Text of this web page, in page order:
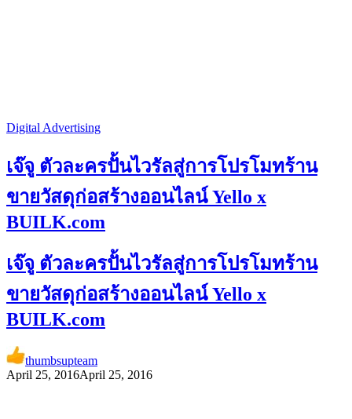
Digital Advertising
เจ๊จู ตัวละครปั้นไวรัลสู่การโปรโมทร้าน
ขายวัสดุก่อสร้างออนไลน์ Yello x
BUILK.com
เจ๊จู ตัวละครปั้นไวรัลสู่การโปรโมทร้าน
ขายวัสดุก่อสร้างออนไลน์ Yello x
BUILK.com
thumbsupteam
April 25, 2016April 25, 2016